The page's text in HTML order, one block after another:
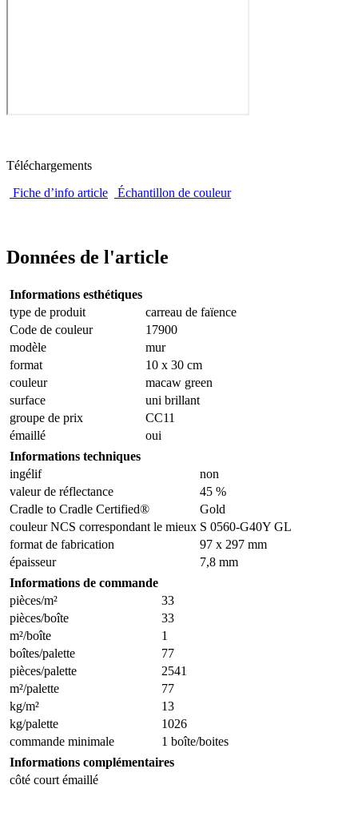
Téléchargements
Fiche d’info article
Échantillon de couleur
Données de l'article
Informations esthétiques
type de produit
carreau de faïence
Code de couleur
17900
modèle
mur
format
10 x 30 cm
couleur
macaw green
surface
uni brillant
groupe de prix
CC11
émaillé
oui
Informations techniques
ingélif
non
valeur de réflectance
45 %
Cradle to Cradle Certified®
Gold
couleur NCS correspondant le mieux S 0560-G40Y GL
format de fabrication
97 x 297 mm
épaisseur
7,8 mm
Informations de commande
pièces/m²
33
pièces/boîte
33
m²/boîte
1
boîtes/palette
77
pièces/palette
2541
m²/palette
77
kg/m²
13
kg/palette
1026
commande minimale
1 boîte/boites
Informations complémentaires
côté court émaillé